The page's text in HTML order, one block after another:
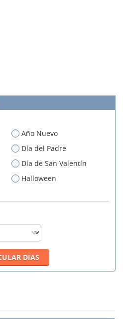
Año Nuevo
Día del Padre
Día de San Valentín
Halloween